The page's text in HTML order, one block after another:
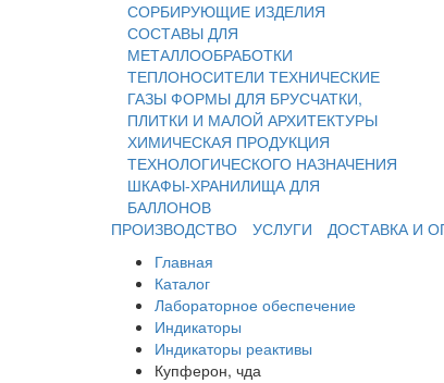
СОРБИРУЮЩИЕ ИЗДЕЛИЯ
СОСТАВЫ ДЛЯ
МЕТАЛЛООБРАБОТКИ
ТЕПЛОНОСИТЕЛИ ТЕХНИЧЕСКИЕ
ГАЗЫ ФОРМЫ ДЛЯ БРУСЧАТКИ,
ПЛИТКИ И МАЛОЙ АРХИТЕКТУРЫ
ХИМИЧЕСКАЯ ПРОДУКЦИЯ
ТЕХНОЛОГИЧЕСКОГО НАЗНАЧЕНИЯ
ШКАФЫ-ХРАНИЛИЩА ДЛЯ
БАЛЛОНОВ
ПРОИЗВОДСТВО УСЛУГИ ДОСТАВКА И
Главная
Каталог
Лабораторное обеспечение
Индикаторы
Индикаторы реактивы
Купферон, чда